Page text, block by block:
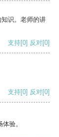
识。老师的讲
支持[0] 反对[0]
支持[0] 反对[0]
验。